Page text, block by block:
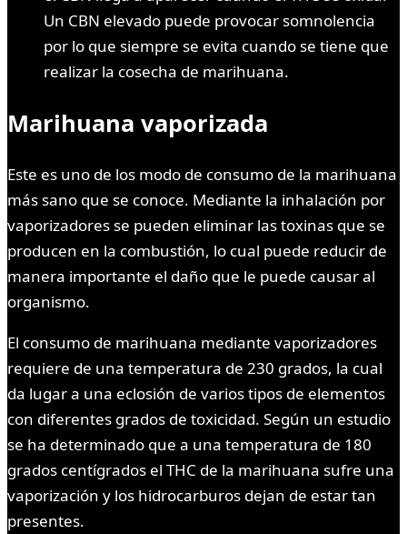
Un CBN elevado puede provocar somnolencia
por lo que siempre se evita cuando se tiene que
realizar la cosecha de marihuana.
Marihuana vaporizada
Este es uno de los modo de consumo de la marihuana
más sano que se conoce. Mediante la inhalación por
vaporizadores se pueden eliminar las toxinas que se
producen en la combustión, lo cual puede reducir de
manera importante el daño que le puede causar al
organismo.
El consumo de marihuana mediante vaporizadores
requiere de una temperatura de 230 grados, la cual
da lugar a una eclosión de varios tipos de elementos
con diferentes grados de toxicidad. Según un estudio
se ha determinado que a una temperatura de 180
grados centígrados el THC de la marihuana sufre una
vaporización y los hidrocarburos dejan de estar tan
presentes.